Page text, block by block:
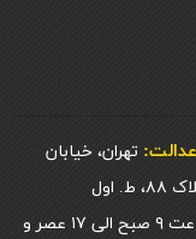
تهران، خیابان
ساعات کاری: همه روزه شنبه تا چهارشنبه از ساعت ۹ صبح الی ۱۷ عصر و